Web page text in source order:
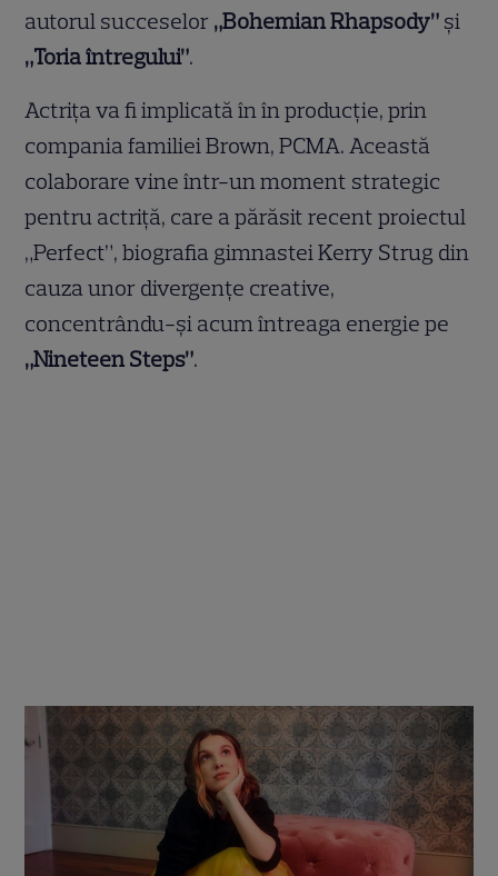
autorul succeselor „Bohemian Rhapsody” și
„Toria întregului”.
Actrița va fi implicată în în producție, prin
compania familiei Brown, PCMA. Această
colaborare vine într-un moment strategic
pentru actriță, care a părăsit recent proiectul
„Perfect”, biografia gimnastei Kerry Strug din
cauza unor divergențe creative,
concentrându-și acum întreaga energie pe
„Nineteen Steps”.